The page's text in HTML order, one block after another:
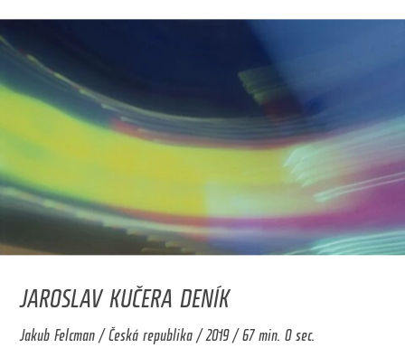
JAROSLAV KUČERA DENÍK
Jakub Felcman / Česká republika / 2019 / 67 min. 0 sec.